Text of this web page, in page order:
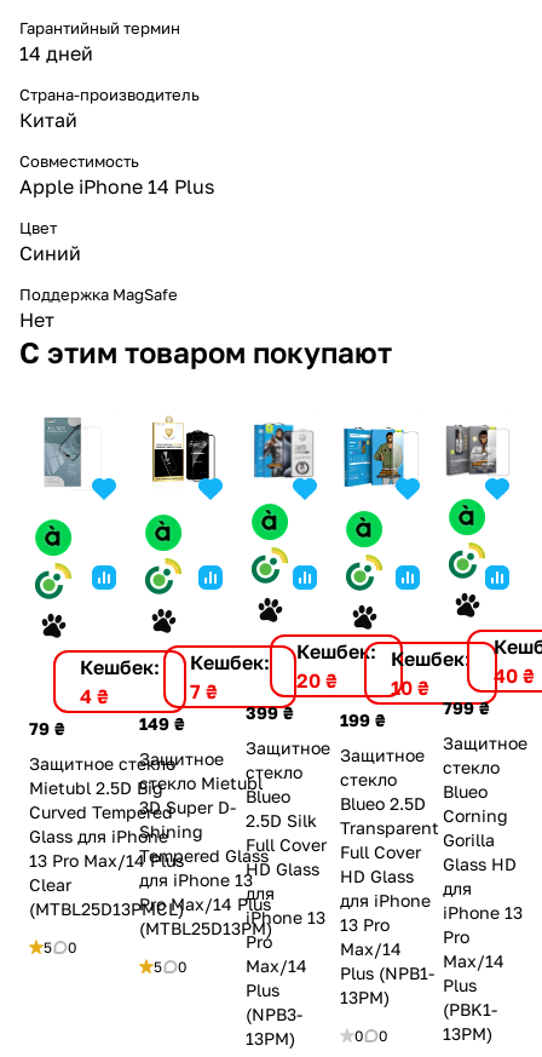
Гарантийный термин
14 дней
Страна-производитель
Китай
Совместимость
Apple iPhone 14 Plus
Цвет
Синий
Поддержка MagSafe
Нет
С этим товаром покупают
Кешбек:
4 ₴
79 ₴
Защитное стекло
Mietubl 2.5D Big
Curved Tempered
Glass для iPhone
13 Pro Max/14 Plus
Clear
(MTBL25D13PMCL)
5 0
Кешбек:
7 ₴
149 ₴
Защитное
стекло Mietubl
3D Super D-
Shining
Tempered Glass
для iPhone 13
Pro Max/14 Plus
(MTBL25D13PM)
5 0
Кешбек:
20 ₴
399 ₴
Защитное
стекло
Blueo
2.5D Silk
Full Cover
HD Glass
для
iPhone 13
Pro
Max/14
Plus
(NPB3-
13PM)
Кешбек:
10 ₴
199 ₴
Защитное
стекло
Blueo 2.5D
Transparent
Full Cover
HD Glass
для iPhone
13 Pro
Max/14
Plus (NPB1-
13PM)
0 0
40 ₴
799 ₴
Защитное
стекло
Blueo
Corning
Gorilla
Glass HD
для
iPhone 13
Pro
Max/14
Plus
(PBK1-
13PM)